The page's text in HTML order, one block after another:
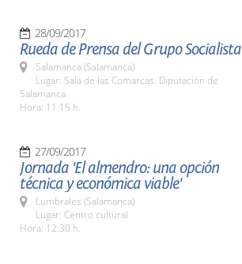
28/09/2017
Rueda de Prensa del Grupo Socialista
Salamanca (Salamanca)
Lugar: Sala de las Comarcas. Diputación de
Salamanca
Hora: 11:15 h.
27/09/2017
Jornada 'El almendro: una opción
técnica y económica viable'
Lumbrales (Salamanca)
Lugar: Centro cultural
Hora: 12:30 h.